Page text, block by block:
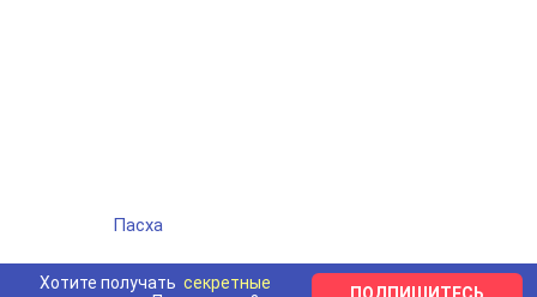
Пасха
Хотите получать секретные